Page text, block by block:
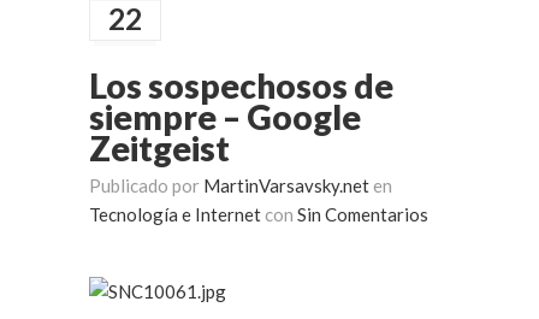
22
Los sospechosos de
siempre – Google
Zeitgeist
Publicado por MartinVarsavsky.net en
Tecnología e Internet con Sin Comentarios